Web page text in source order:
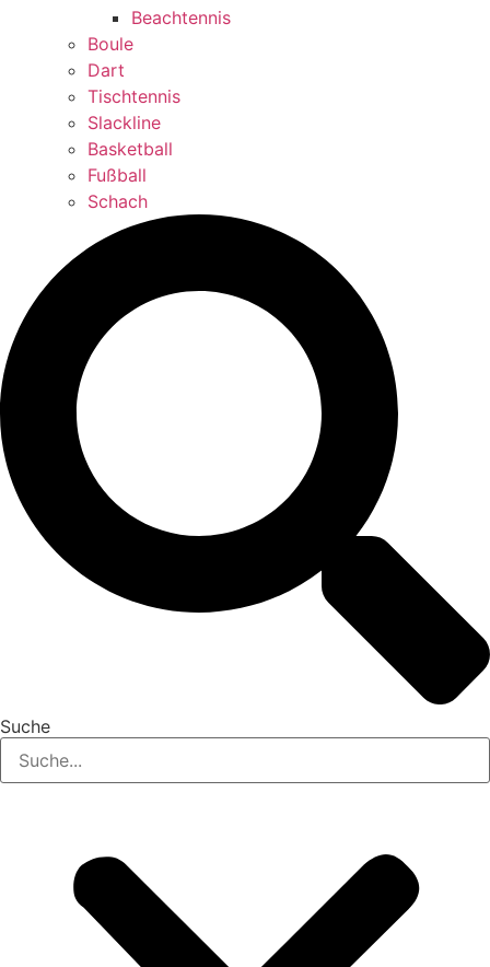
Beachtennis
Boule
Dart
Tischtennis
Slackline
Basketball
Fußball
Schach
Suche